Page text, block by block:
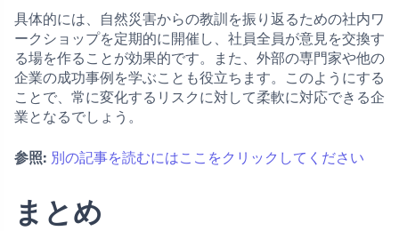
具体的には、自然災害からの教訓を振り返るための社内ワ
ークショップを定期的に開催し、社員全員が意見を交換す
る場を作ることが効果的です。また、外部の専門家や他の
企業の成功事例を学ぶことも役立ちます。このようにする
ことで、常に変化するリスクに対して柔軟に対応できる企
業となるでしょう。
参照: 別の記事を読むにはここをクリックしてください
まとめ